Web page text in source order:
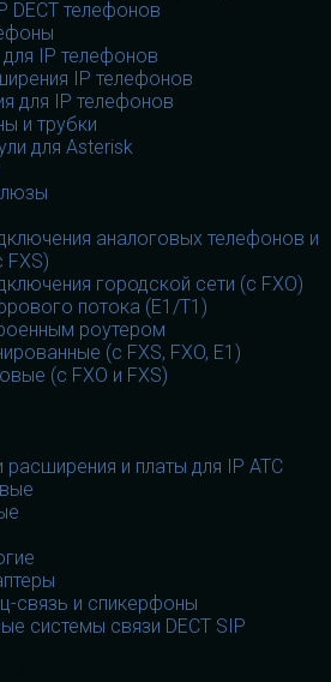
DECT телефонов
IP телефонов
IP телефонов
для IP телефонов
и трубки
для Asterisk
аналоговых телефонов и
FXS)
городской сети (с FXO)
потока (E1/T1)
роутером
(c FXS, FXO, E1)
(с FXO и FXS)
расширения и платы для IP АТС
связь и спикерфоны
системы связи DECT SIP